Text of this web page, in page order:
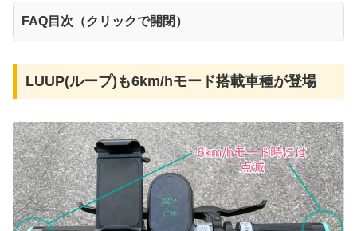
FAQ目次（クリックで開閉）
LUUP(ループ)も6km/hモード搭載車種が登場